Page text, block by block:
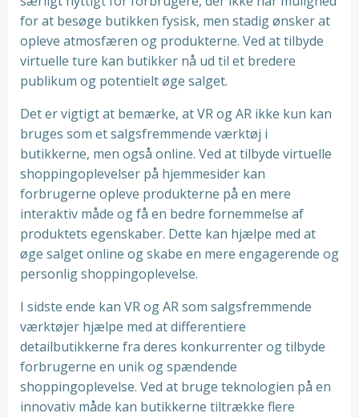
for at besøge butikken fysisk, men stadig ønsker at
opleve atmosfæren og produkterne. Ved at tilbyde
virtuelle ture kan butikker nå ud til et bredere
publikum og potentielt øge salget.
Det er vigtigt at bemærke, at VR og AR ikke kun kan
bruges som et salgsfremmende værktøj i
butikkerne, men også online. Ved at tilbyde virtuelle
shoppingoplevelser på hjemmesider kan
forbrugerne opleve produkterne på en mere
interaktiv måde og få en bedre fornemmelse af
produktets egenskaber. Dette kan hjælpe med at
øge salget online og skabe en mere engagerende og
personlig shoppingoplevelse.
I sidste ende kan VR og AR som salgsfremmende
værktøjer hjælpe med at differentiere
detailbutikkerne fra deres konkurrenter og tilbyde
forbrugerne en unik og spændende
shoppingoplevelse. Ved at bruge teknologien på en
innovativ måde kan butikkerne tiltrække flere